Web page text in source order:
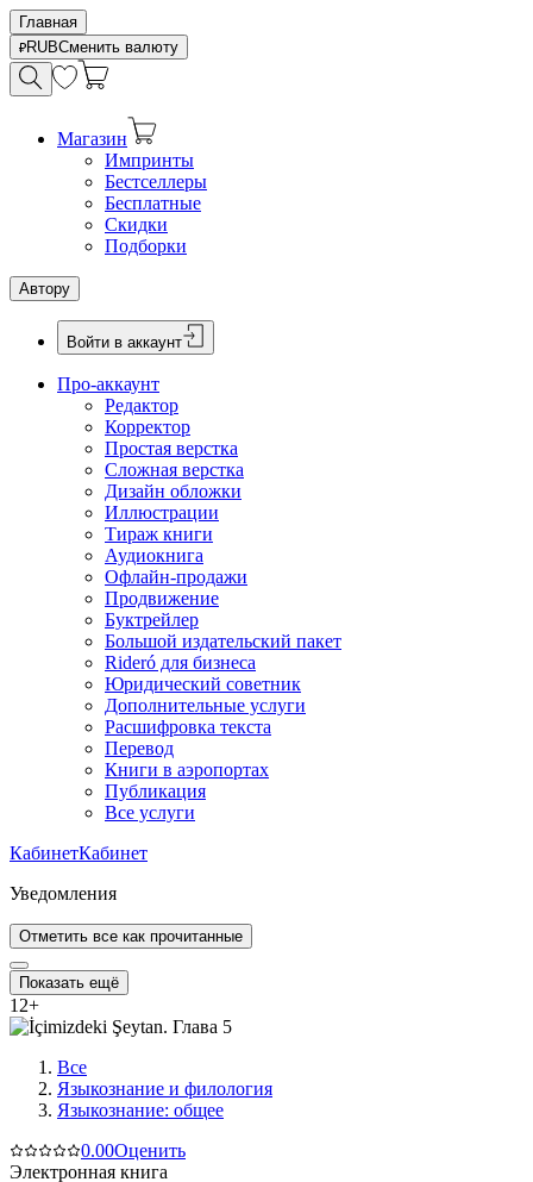
Главная
RUBСменить валюту
Магазин
Импринты
Бестселлеры
Бесплатные
Скидки
Подборки
Автору
Войти в аккаунт
Про-аккаунт
Редактор
Корректор
Простая верстка
Сложная верстка
Дизайн обложки
Иллюстрации
Тираж книги
Аудиокнига
Офлайн-продажи
Продвижение
Буктрейлер
Большой издательский пакет
Rideró для бизнеса
Юридический советник
Дополнительные услуги
Расшифровка текста
Перевод
Книги в аэропортах
Публикация
Все услуги
КабинетКабинет
Уведомления
Отметить все как прочитанные
Показать ещё
12+
Все
Языкознание и филология
Языкознание: общее
0.00Оценить
Электронная книга